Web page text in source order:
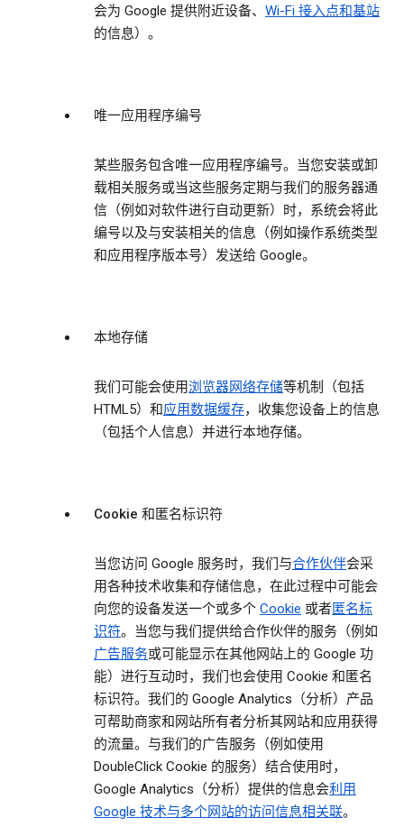
会为 Google 提供附近设备、 Wi-Fi 接入点和基站
的信息）。
唯一应用程序编号
某些服务包含唯一应用程序编号。当您安装或卸
载相关服务或当这些服务定期与我们的服务器通
信（例如对软件进行自动更新）时，系统会将此
编号以及与安装相关的信息（例如操作系统类型
和应用程序版本号）发送给 Google。
本地存储
我们可能会使用浏览器网络存储等机制（包括
HTML5）和应用数据缓存，收集您设备上的信息
（包括个人信息）并进行本地存储。
Cookie 和匿名标识符
当您访问 Google 服务时，我们与合作伙伴会采
用各种技术收集和存储信息，在此过程中可能会
向您的设备发送一个或多个 Cookie 或者匿名标
识符。当您与我们提供给合作伙伴的服务（例如
广告服务或可能显示在其他网站上的 Google 功
能）进行互动时，我们也会使用 Cookie 和匿名
标识符。我们的 Google Analytics（分析）产品
可帮助商家和网站所有者分析其网站和应用获得
的流量。与我们的广告服务（例如使用
DoubleClick Cookie 的服务）结合使用时，
Google Analytics（分析）提供的信息会利用
Google 技术与多个网站的访问信息相关联。